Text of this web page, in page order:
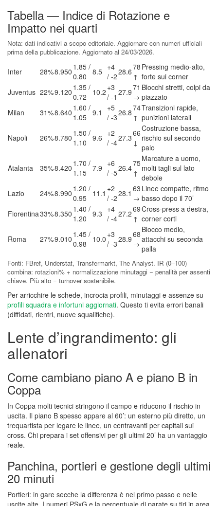
Tabella — Indice di Rotazione e
Impatto nei quarti
Nota: dati indicativi a scopo editoriale. Aggiornare con numeri ufficiali
prima della pubblicazione. Aggiornato al 24/03/2026.
Inter 28%8.950 1.85 /
0.80
8.5 +4
/ -228.678
↑
Pressing medio-alto,
forte sui corner
Juventus 22%9.120 1.35 /
0.72
10.2 +3
/ -1 27.971
→
Blocchi stretti, colpi da
piazzato
Milan
31%8.640 1.60 /
1.05 9.1
+5
/ -326.874
↑
Transizioni rapide,
punizioni laterali
Napoli 26%8.780 1.50 /
1.10
9.6 +2
/ -427.366
↓
Costruzione bassa,
rischio sul secondo
palo
Atalanta 35%8.420 1.70 /
1.15 7.9 +6
/ -526.475
↑
Marcature a uomo,
molti tagli sul lato
debole
Lazio
24%8.990 1.20 /
0.95
11.1 +2
/ -228.1 63
→
Linee compatte, ritmo
basso dopo il 70’
Fiorentina33%8.350 1.40 /
1.20
9.3 +4
/ -427.269
↑
Cross-press a destra,
corner corti
Roma 27%9.010 1.45 /
0.98
10.0 +3
/ -328.968
→
Blocco medio,
attacchi su seconda
palla
Fonti: FBref, Understat, Transfermarkt, The Analyst. IR (0–100)
combina: rotazioni% + normalizzazione minutaggi − penalità per assenti
chiave. Più alto = turnover sostenibile.
Per arricchire le schede, incrocia profili, minutaggi e assenze su
profili squadra e infortuni aggiornati. Questo ti evita errori banali
(diffidati, rientri, nuove squalifiche).
Lente d’ingrandimento: gli
allenatori
Come cambiano piano A e piano B in
Coppa
In Coppa molti tecnici stringono il campo e riducono il rischio in
uscita. Il piano B spesso appare al 60’: un esterno più diretto, un
trequartista per legare le linee, un centravanti per capitali sui
cross. Chi prepara i set offensivi per gli ultimi 20’ ha un vantaggio
reale.
Panchina, portieri e gestione degli ultimi
20 minuti
Portieri: in gare secche la differenza è nel primo passo e nelle